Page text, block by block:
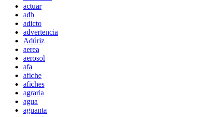
actuar
adb
adicto
advertencia
Adúriz
aerea
aerosol
afa
afiche
afiches
agraria
agua
aguanta